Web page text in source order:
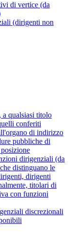
di vertice (da
(dirigenti non
qualsiasi titolo
conferiti
di indirizzo
pubbliche di
dirigenziali (da
distinguano le
dirigenti
titolari di
con funzioni
discrezionali